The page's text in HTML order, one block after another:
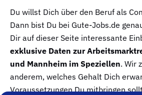
Du willst Dich über den Beruf als
Dann bist Du bei Gute-Jobs.de
Dir auf dieser Seite interessante
exklusive Daten zur
und Mannheim im Speziellen. Wir
anderem, welches Gehalt Dich
Voraussetzungen Du mitbringen